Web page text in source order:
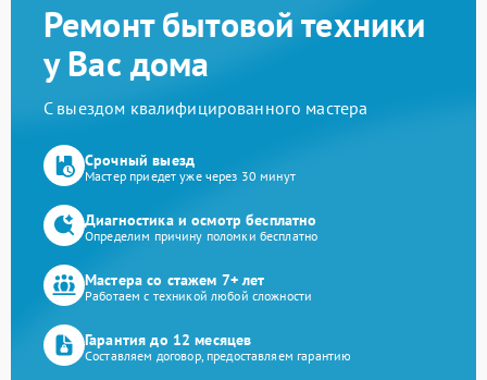
Ремонт бытовой техники
у Вас дома
С выездом квалифицированного мастера
Срочный выезд
Мастер приедет уже через 30 минут
Диагностика и осмотр бесплатно
Определим причину поломки бесплатно
Мастера со стажем 7+ лет
Работаем с техникой любой сложности
Гарантия до 12 месяцев
Составляем договор, предоставляем гарантию